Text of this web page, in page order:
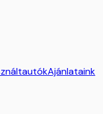
Ajánlataink